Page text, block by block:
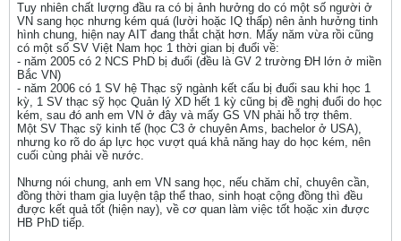
Tuy nhiên chất lượng đầu ra có bị ảnh hưởng do có một số người ở
VN sang học nhưng kém quá (lười hoặc IQ thấp) nên ảnh hưởng tinh
hình chung, hiện nay AIT đang thắt chặt hơn. Mấy năm vừa rồi cũng
có một số SV Việt Nam học 1 thời gian bị đuổi về:
- năm 2005 có 2 NCS PhD bị đuổi (đều là GV 2 trường ĐH lớn ở miền
Bắc VN)
- năm 2006 có 1 SV hệ Thạc sỹ ngành kết cấu bị đuổi sau khi học 1
kỳ, 1 SV thạc sỹ học Quản lý XD hết 1 kỳ cũng bị đề nghị đuổi do học
kém, sau đó anh em VN ở đây và mấy GS VN phải hỗ trợ thêm.
Một SV Thạc sỹ kinh tế (học C3 ở chuyên Ams, bachelor ở USA),
nhưng ko rõ do áp lực học vượt quá khả năng hay do học kém, nên
cuối cùng phải về nước.
Nhưng nói chung, anh em VN sang học, nếu chăm chỉ, chuyên cần,
đồng thời tham gia luyện tập thể thao, sinh hoạt cộng đồng thì đều
được kết quả tốt (hiện nay), về cơ quan làm việc tốt hoặc xin được
HB PhD tiếp.